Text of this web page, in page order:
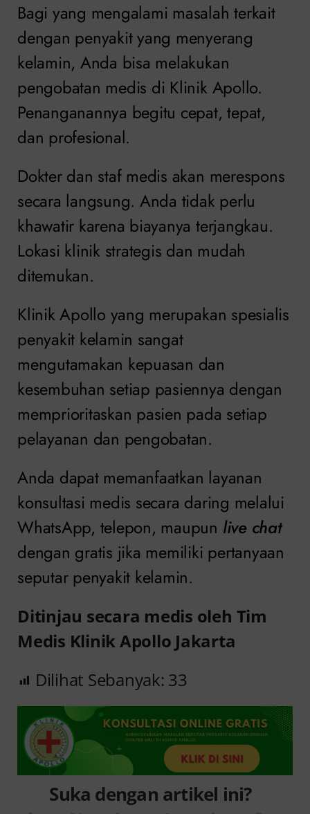
Bagi yang mengalami masalah terkait
dengan penyakit yang menyerang
kelamin, Anda bisa melakukan
pengobatan medis di Klinik Apollo.
Penanganannya begitu cepat, tepat,
dan profesional.
Dokter dan staf medis akan merespons
secara langsung. Anda tidak perlu
khawatir karena biayanya terjangkau.
Lokasi klinik strategis dan mudah
ditemukan.
Klinik Apollo yang merupakan spesialis
penyakit kelamin sangat
mengutamakan kepuasan dan
kesembuhan setiap pasiennya dengan
memprioritaskan pasien pada setiap
pelayanan dan pengobatan.
Anda dapat memanfaatkan layanan
konsultasi medis secara daring melalui
WhatsApp, telepon, maupun live chat
dengan gratis jika memiliki pertanyaan
seputar penyakit kelamin.
Ditinjau secara medis oleh Tim
Medis Klinik Apollo Jakarta
Dilihat Sebanyak: 33
Suka dengan artikel ini?